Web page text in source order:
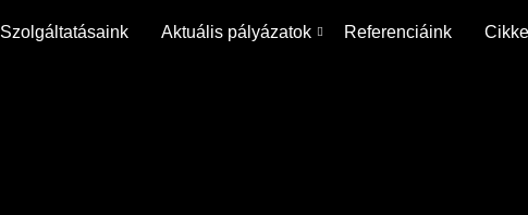
Szolgáltatásaink Aktuális pályázatok Referenciáink